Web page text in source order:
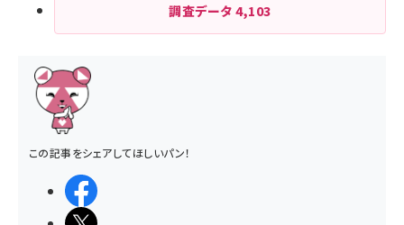
調査データ4,103
この記事をシェアしてほしいパン！